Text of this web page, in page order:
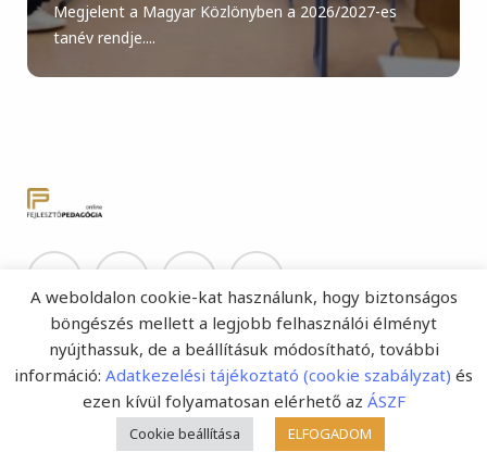
Megjelent a Magyar Közlönyben a 2026/2027-es
tanév rendje....
Portálfejlesztés: Spirit Lab
A weboldalon cookie-kat használunk, hogy biztonságos
böngészés mellett a legjobb felhasználói élményt
nyújthassuk, de a beállításuk módosítható, további
információ: Adatkezelési tájékoztató (cookie szabályzat) és
ezen kívül folyamatosan elérhető az ÁSZF
Cookie beállítása ELFOGADOM